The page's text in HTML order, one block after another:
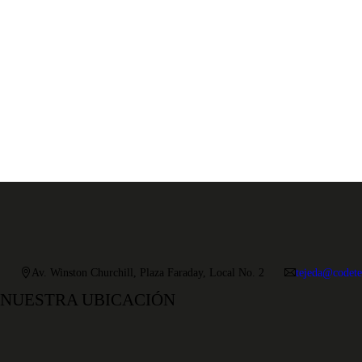
Av. Winston Churchill, Plaza Faraday, Local No. 2
NUESTRA UBICACIÓN